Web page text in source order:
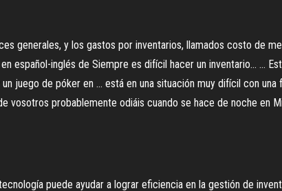
generales, y los gastos por inventarios, llamados costo de
español-inglés de Siempre es difícil hacer un inventario... ...
juego de póker en ... está en una situación muy difícil con
vosotros probablemente odiáis cuando se hace de noche
puede ayudar a lograr eficiencia en la gestión de